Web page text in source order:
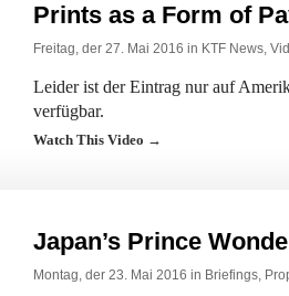
Prints as a Form of
Freitag, der 27. Mai 2016 in KTF News,
Leider ist der Eintrag nur auf
verfügbar.
Watch This Video →
Japan’s Prince
Montag, der 23. Mai 2016 in Briefings,